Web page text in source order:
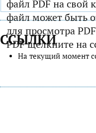
файл PDF на свой
файл может быть
для просмотра
PDF щелкните на
ССЫЛКИ
На текущий момент